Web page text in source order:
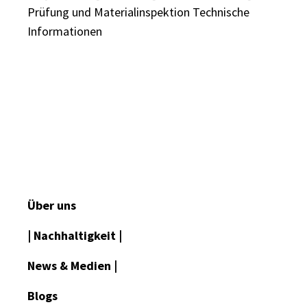
Prüfung und Materialinspektion Technische
Informationen
Über uns
| Nachhaltigkeit |
News & Medien |
Blogs